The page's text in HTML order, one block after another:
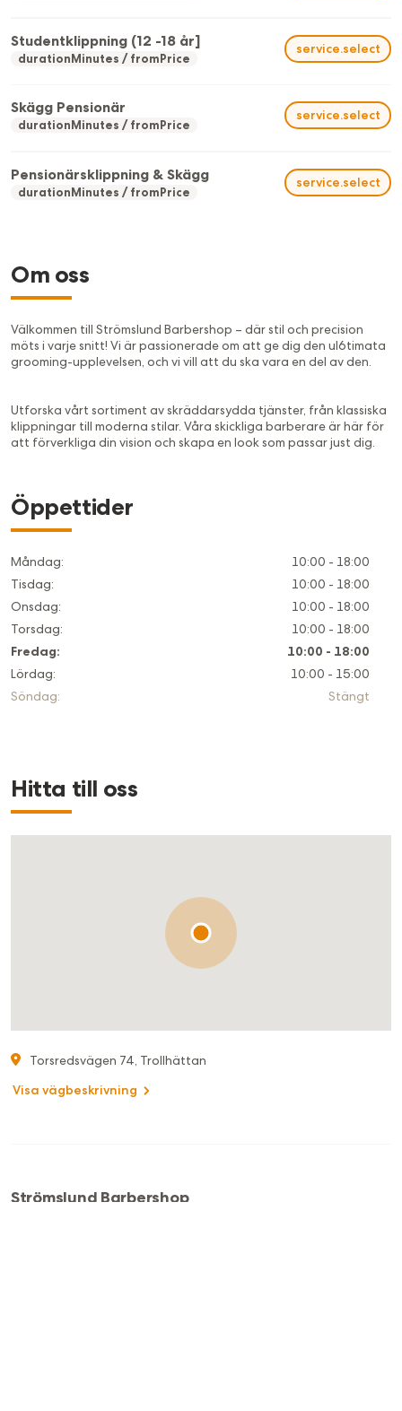
Studentklippning (12 -18 år]
durationMinutes fromPrice
service.select
Skägg Pensionär
durationMinutes fromPrice
service.select
Pensionärsklippning & Skägg
durationMinutes fromPrice
service.select
Om oss
Välkommen till Strömslund Barbershop – där stil och precision
möts i varje snitt! Vi är passionerade om att ge dig den ul6timata
grooming-upplevelsen, och vi vill att du ska vara en del av den.
Utforska vårt sortiment av skräddarsydda tjänster, från klassiska
klippningar till moderna stilar. Våra skickliga barberare är här för
att förverkliga din vision och skapa en look som passar just dig.
Öppettider
Måndag:
10:00 - 18:00
Tisdag:
10:00 - 18:00
Onsdag:
10:00 - 18:00
Torsdag:
10:00 - 18:00
Fredag:
10:00 - 18:00
Lördag:
10:00 - 15:00
Söndag: Stängt
Hitta till oss
Torsredsvägen 74, Trollhättan
Visa vägbeskrivning
Strömslund Barbershop